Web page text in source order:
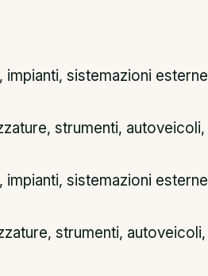
sistemazioni esterne
strumenti, autoveicoli,
sistemazioni esterne
strumenti, autoveicoli,